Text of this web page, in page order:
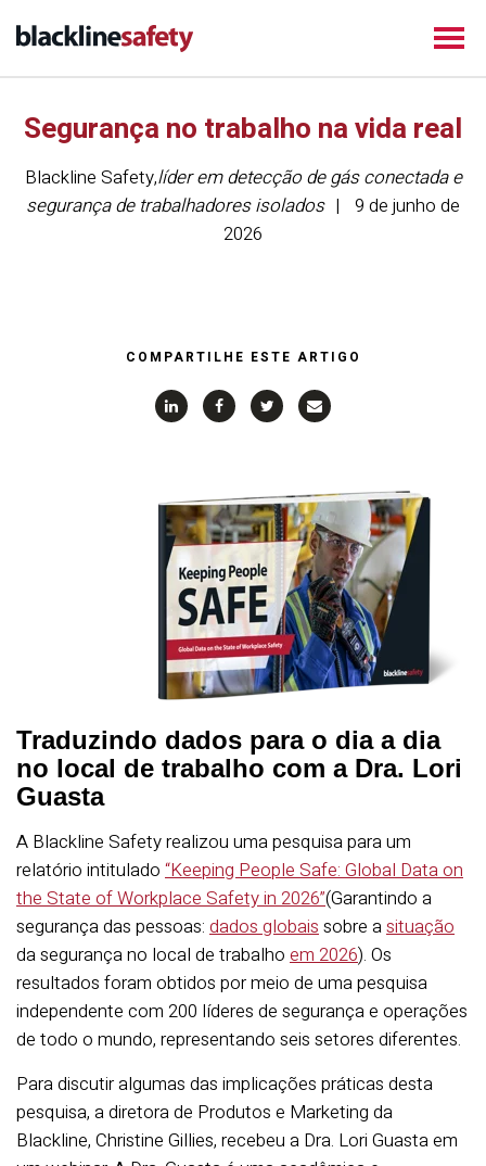
Segurança no trabalho na vida real
Blackline Safety,líder em detecção de gás conectada e
segurança de trabalhadores isolados
9 de junho de
2026
COMPARTILHE ESTE ARTIGO
Traduzindo dados para o dia a dia
no local de trabalho com a Dra. Lori
Guasta
A Blackline Safety realizou uma pesquisa para um
relatório intitulado “Keeping People Safe: Global Data on
the State of Workplace Safety in 2026”(Garantindo a
segurança das pessoas: dados globaissobre asituação
da segurança no local de trabalho em 2026). Os
resultados foram obtidos por meio de uma pesquisa
independente com 200 líderes de segurança e operações
de todo o mundo, representando seis setores diferentes.
Para discutir algumas das implicações práticas desta
pesquisa, a diretora de Produtos e Marketing da
Blackline, Christine Gillies, recebeu a Dra. Lori Guasta em